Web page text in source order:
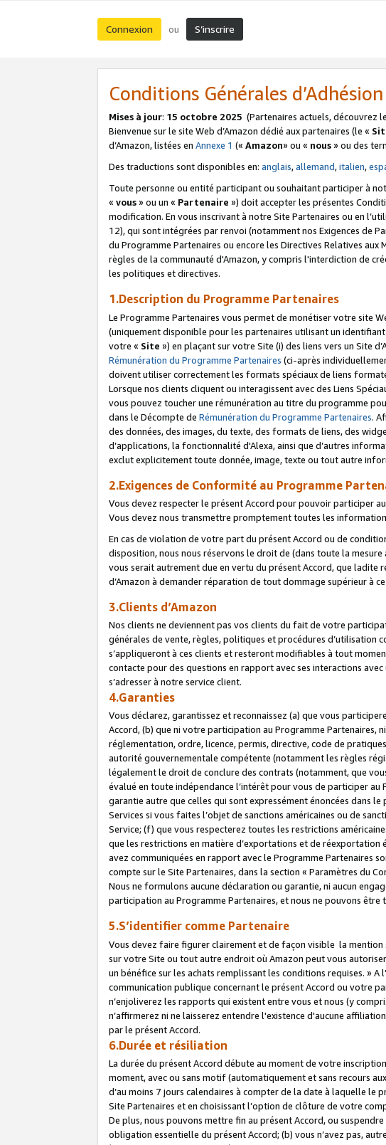
Connexion ou S’inscrire
Conditions Générales
Mises à jour: 15 octobre 2025 (Partenaires actuels, découvrez
Bienvenue sur le site Web d’Amazon dédié aux partenaires (le «
d’Amazon, listées en Annexe 1 (« Amazon» ou « nous» ou des
Des traductions sont disponibles en: anglais,allemand,italien,
Toute personne ou entité participant ou souhaitant participer à
« vous» ou un « Partenaire ») doit accepter les présentes
modification. En vous inscrivant à notre Site Partenaires ou en
12), qui sont intégrées par renvoi (notamment nos Exigences de
du Programme Partenaires ou encore les Directives Relatives
règles de la communauté d'Amazon, y compris l'interdiction de
les politiques et directives.
1.Description du Programme Partenaires
Le Programme Partenaires vous permet de monétiser votre site
(uniquement disponible pour les partenaires utilisant un
votre « Site ») en plaçant sur votre Site (i) des liens vers un Site
Rémunération du Programme Partenaires (ci-après
doivent utiliser correctement les formats spéciaux de liens
Lorsque nos clients cliquent ou interagissent avec des Liens
vous pouvez toucher une rémunération au titre du programme
dans le Décompte de Rémunération du Programme Partenaires.
des données, des images, du texte, des formats de liens, des
d’applications, la fonctionnalité d'Alexa, ainsi que d’autres
exclut explicitement toute donnée, image, texte ou tout autre
2.Exigences de Conformité au Programme
Vous devez respecter le présent Accord pour pouvoir participer
Vous devez nous transmettre promptement toutes les
En cas de violation de votre part du présent Accord ou de
disposition, nous nous réservons le droit de (dans toute la
vous serait autrement due en vertu du présent Accord, que
d’Amazon à demander réparation de tout dommage supérieur à
3.Clients d’Amazon
Nos clients ne deviennent pas vos clients du fait de votre
générales de vente, règles, politiques et procédures d’utilisation
s’appliqueront à ces clients et resteront modifiables à tout
contacte pour des questions en rapport avec ses interactions
s’adresser à notre service client.
4.Garanties
Vous déclarez, garantissez et reconnaissez (a) que vous
Accord, (b) que ni votre participation au Programme
réglementation, ordre, licence, permis, directive, code de
autorité gouvernementale compétente (notamment les règles
légalement le droit de conclure des contrats (notamment, que
évalué en toute indépendance l’intérêt pour vous de participer
garantie autre que celles qui sont expressément énoncées dans
Services si vous faites l’objet de sanctions américaines ou de
Service; (f) que vous respecterez toutes les restrictions
que les restrictions en matière d’exportations et de
avez communiquées en rapport avec le Programme Partenaires
compte sur le Site Partenaires, dans la section « Paramètres du
Nous ne formulons aucune déclaration ou garantie, ni aucun
participation au Programme Partenaires, et nous ne pouvons
5.S’identifier comme Partenaire
Vous devez faire figurer clairement et de façon visible la
sur votre Site ou tout autre endroit où Amazon peut vous
un bénéfice sur les achats remplissant les conditions requises. »
communication publique concernant le présent Accord ou votre
n’enjoliverez les rapports qui existent entre vous et nous (y
n’affirmerez ni ne laisserez entendre l'existence d'aucune
par le présent Accord.
6.Durée et résiliation
La durée du présent Accord débute au moment de votre
moment, avec ou sans motif (automatiquement et sans recours
d’au moins 7 jours calendaires à compter de la date à laquelle le
Site Partenaires et en choisissant l’option de clôture de votre
De plus, nous pouvons mettre fin au présent Accord, ou
obligation essentielle du présent Accord; (b) vous n’avez pas,